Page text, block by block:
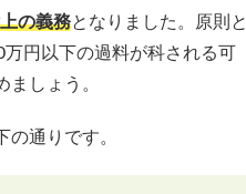
の義務となりました。原則と
円以下の過料が科される可
しょう。
通りです。